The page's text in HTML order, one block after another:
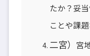
たか？妥
ことや課
二宮） 宮